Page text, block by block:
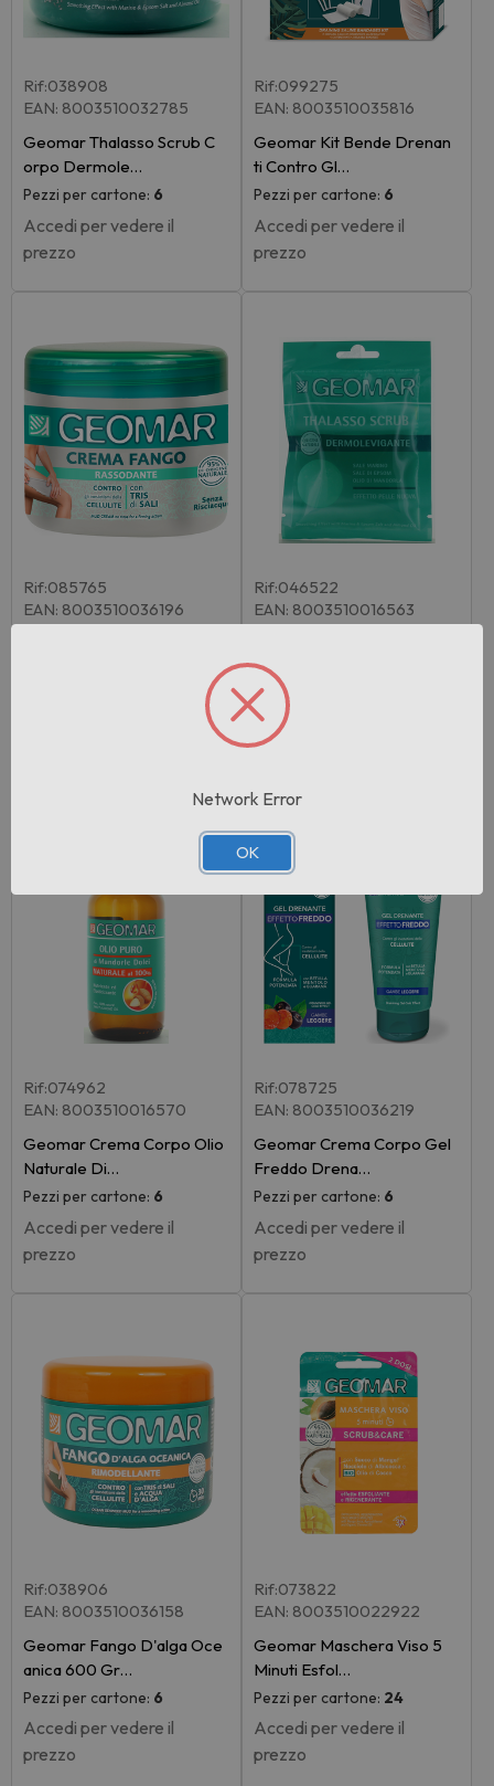
Rif:038908
EAN: 8003510032785
Geomar Thalasso Scrub C
orpo Dermole…
Pezzi per cartone: 6
Accedi per vedere il
prezzo
Rif:099275
EAN: 8003510035816
Geomar Kit Bende Drenan
ti Contro Gl…
Pezzi per cartone: 6
Accedi per vedere il
prezzo
Rif:085765
EAN: 8003510036196
Rif:046522
EAN: 8003510016563
lasso Scrub M…
Pezzi per cartone:
Accedi per vedere il
prezzo
Rif:074962
EAN: 8003510016570
Geomar Crema Corpo Olio
Naturale Di…
Pezzi per cartone: 6
Accedi per vedere il
prezzo
Rif:078725
EAN: 8003510036219
Geomar Crema Corpo Gel
Freddo Drena…
Pezzi per cartone: 6
Accedi per vedere il
prezzo
Rif:038906
EAN: 8003510036158
Geomar Fango D'alga Oce
anica 600 Gr…
Pezzi per cartone: 6
Accedi per vedere il
prezzo
Rif:073822
EAN: 8003510022922
Geomar Maschera Viso 5
Minuti Esfol…
Pezzi per cartone: 24
Accedi per vedere il
prezzo
Network Error
OK